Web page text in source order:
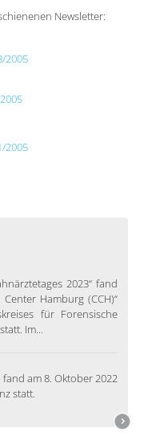
Newsletter:
2005
2005
2023“ fand
Hamburg (CCH)“
für Forensische
Im...
fand am 8. Oktober 2022
statt.